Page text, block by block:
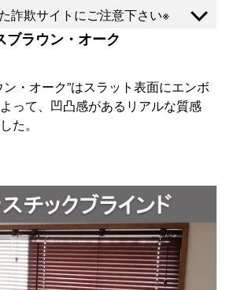
詐欺サイトにご注意下さい※
ブラウン・オーク
・オーク”はスラット表面にエンボ
って、凹凸感があるリアルな質感
た。